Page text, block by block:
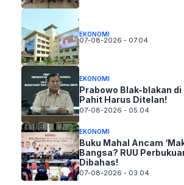
EKONOMI
07-08-2026 - 07.04
EKONOMI
Prabowo Blak-blakan di
Pahit Harus Ditelan!
07-08-2026 - 05.04
EKONOMI
Buku Mahal Ancam
Bangsa? RUU
Dibahas!
07-08-2026 - 03.04